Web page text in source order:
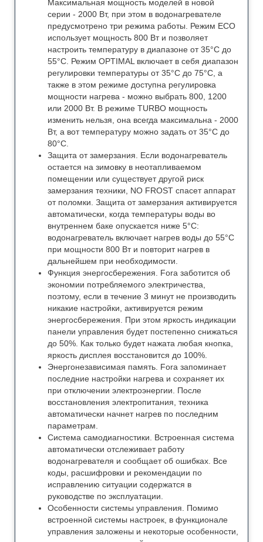
Максимальная мощность моделей в новой
серии - 2000 Вт, при этом в водонагревателе
предусмотрено три режима работы. Режим ECO
использует мощность 800 Вт и позволяет
настроить температуру в диапазоне от 35°С до
55°С. Режим OPTIMAL включает в себя диапазон
регулировки температуры от 35°С до 75°С, а
также в этом режиме доступна регулировка
мощности нагрева - можно выбрать 800, 1200
или 2000 Вт. В режиме TURBO мощность
изменить нельзя, она всегда максимальна - 2000
Вт, а вот температуру можно задать от 35°С до
80°С.
Защита от замерзания. Если водонагреватель
остается на зимовку в неотапливаемом
помещении или существует другой риск
замерзания техники, NO FROST спасет аппарат
от поломки. Защита от замерзания активируется
автоматически, когда температуры воды во
внутреннем баке опускается ниже 5°С:
водонагреватель включает нагрев воды до 55°С
при мощности 800 Вт и повторит нагрев в
дальнейшем при необходимости.
Функция энергосбережения. Forа заботится об
экономии потребляемого электричества,
поэтому, если в течение 3 минут не производить
никакие настройки, активируется режим
энергосбережения. При этом яркость индикации
панели управления будет постепенно снижаться
до 50%. Как только будет нажата любая кнопка,
яркость дисплея восстановится до 100%.
Энергонезависимая память. Forа запоминает
последние настройки нагрева и сохраняет их
при отключении электроэнергии. После
восстановления электропитания, техника
автоматически начнет нагрев по последним
параметрам.
Система самодиагностики. Встроенная система
автоматически отслеживает работу
водонагревателя и сообщает об ошибках. Все
коды, расшифровки и рекомендации по
исправлению ситуации содержатся в
руководстве по эксплуатации.
Особенности системы управления. Помимо
встроенной системы настроек, в функционале
управления заложены и некоторые особенности,